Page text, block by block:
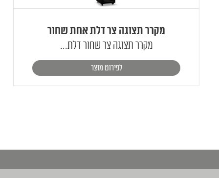
מקרר תצוגה צר דלת אחת שחור
מקרר תצוגה צר שחור דלת...
לפירוט מוצר